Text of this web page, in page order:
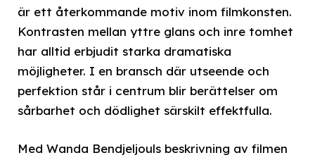
är ett återkommande motiv inom filmkonsten.
Kontrasten mellan yttre glans och inre tomhet
har alltid erbjudit starka dramatiska
möjligheter. I en bransch där utseende och
perfektion står i centrum blir berättelser om
sårbarhet och dödlighet särskilt effektfulla.
Med Wanda Bendjeljouls beskrivning av filmen